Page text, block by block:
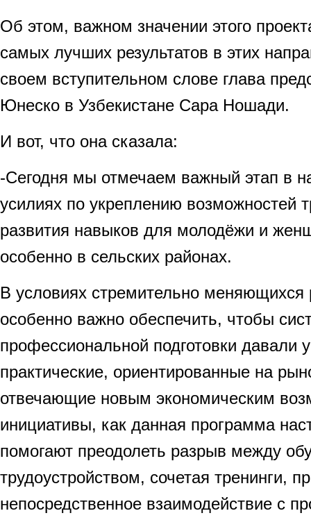
Об этом, важном значении этого
самых лучших результатов в этих
своем вступительном слове глава
Юнеско в Узбекистане Сара Ношади.
И вот, что она сказала:
-Сегодня мы отмечаем важный этап в
усилиях по укреплению возможностей
развития навыков для молодёжи и
особенно в сельских районах.
В условиях стремительно меняющихся
особенно важно обеспечить, чтобы
профессиональной подготовки давали
практические, ориентированные на
отвечающие новым экономическим
инициативы, как данная программа
помогают преодолеть разрыв между
трудоустройством, сочетая тренинги,
непосредственное взаимодействие с